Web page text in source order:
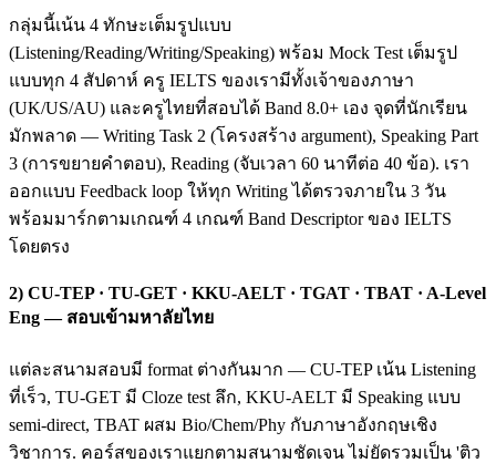
กลุ่มนี้เน้น 4 ทักษะเต็มรูปแบบ
(Listening/Reading/Writing/Speaking) พร้อม Mock Test เต็มรูป
แบบทุก 4 สัปดาห์ ครู IELTS ของเรามีทั้งเจ้าของภาษา
(UK/US/AU) และครูไทยที่สอบได้ Band 8.0+ เอง จุดที่นักเรียน
มักพลาด — Writing Task 2 (โครงสร้าง argument), Speaking Part
3 (การขยายคำตอบ), Reading (จับเวลา 60 นาทีต่อ 40 ข้อ). เรา
ออกแบบ Feedback loop ให้ทุก Writing ได้ตรวจภายใน 3 วัน
พร้อมมาร์กตามเกณฑ์ 4 เกณฑ์ Band Descriptor ของ IELTS
โดยตรง
2) CU-TEP · TU-GET · KKU-AELT · TGAT · TBAT · A-Level
Eng — สอบเข้ามหาลัยไทย
แต่ละสนามสอบมี format ต่างกันมาก — CU-TEP เน้น Listening
ที่เร็ว, TU-GET มี Cloze test ลึก, KKU-AELT มี Speaking แบบ
semi-direct, TBAT ผสม Bio/Chem/Phy กับภาษาอังกฤษเชิง
วิชาการ. คอร์สของเราแยกตามสนามชัดเจน ไม่ยัดรวมเป็น 'ติว